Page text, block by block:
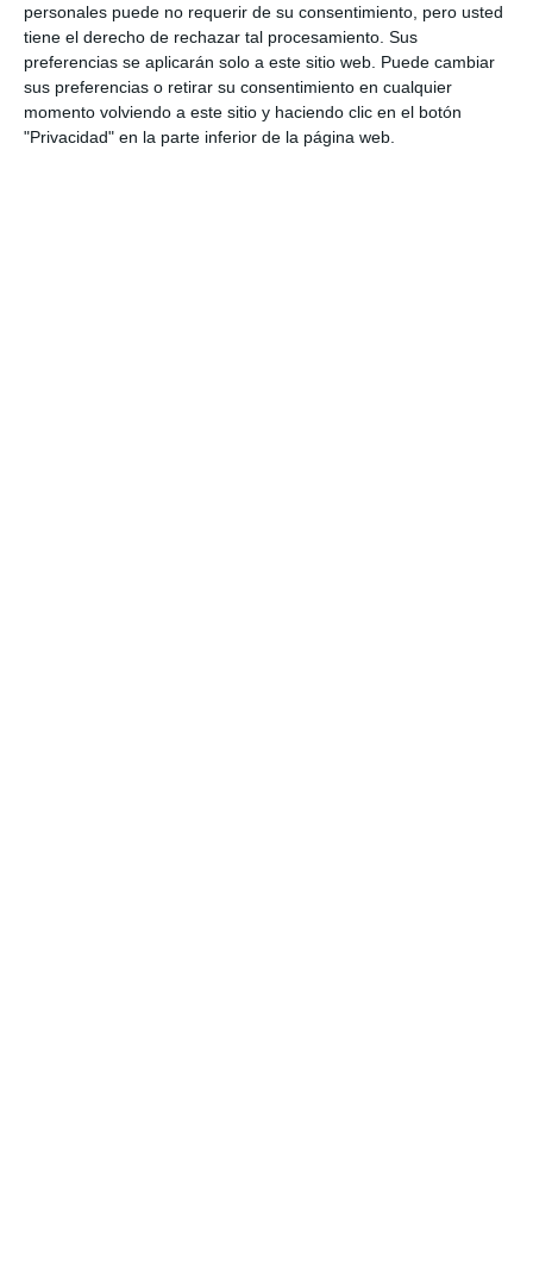
personales puede no requerir de su consentimiento, pero usted
tiene el derecho de rechazar tal procesamiento. Sus
preferencias se aplicarán solo a este sitio web. Puede cambiar
sus preferencias o retirar su consentimiento en cualquier
momento volviendo a este sitio y haciendo clic en el botón
"Privacidad" en la parte inferior de la página web.
También según las estadísticas de la ATP, Nadal
tendrá esta temporada la oportunidad de volver a
hacer historia ya que sólo necesita ganar un título